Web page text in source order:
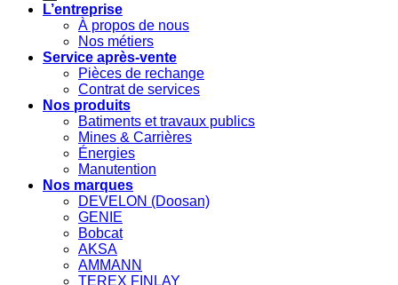
L’entreprise
À propos de nous
Nos métiers
Service après-vente
Pièces de rechange
Contrat de services
Nos produits
Batiments et travaux publics
Mines & Carrières
Énergies
Manutention
Nos marques
DEVELON (Doosan)
GENIE
Bobcat
AKSA
AMMANN
TEREX FINLAY